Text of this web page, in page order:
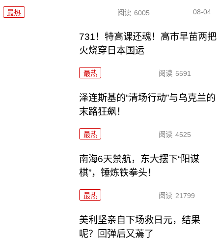
最热 阅读 6005 08-04
731！特高课还魂！高市早苗两把
火烧穿日本国运
最热 阅读 5591
泽连斯基的“清场行动”与乌克兰的
末路狂飙！
最热 阅读 4525
南海6天禁航，东大摆下“阳谋
棋”，锤炼铁拳头！
最热 阅读 21799
美利坚亲自下场救日元，结果
呢？回弹后又蔫了